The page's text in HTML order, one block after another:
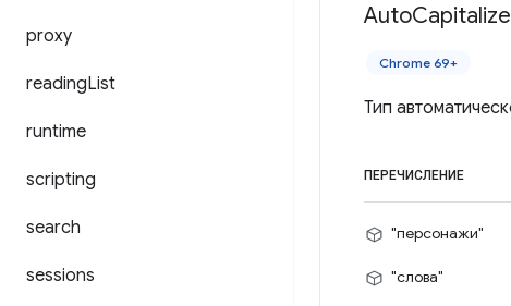
proxy
readingList
runtime
scripting
search
sessions
AutoCapitalize
Chrome 69+
Тип
ПЕРЕЧИСЛЕНИЕ
"персонажи"
"слова"